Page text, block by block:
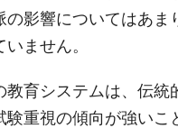
の影響についてはあま
いません。
教育システムは、伝統
験重視の傾向が強いこ